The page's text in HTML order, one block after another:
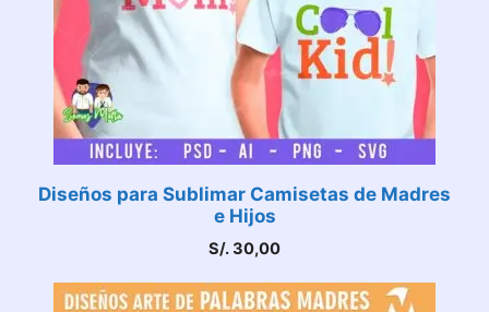
Diseños para Sublimar Camisetas de Madres
e Hijos
S/.30,00